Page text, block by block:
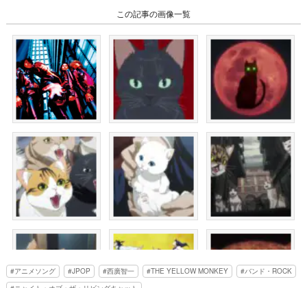
この記事の画像一覧
アニメソング JPOP 西廣智一 THE YELLOW MONKEY
バンド・ROCK